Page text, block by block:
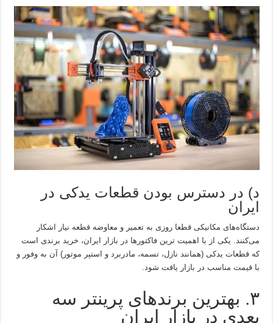
د) در دسترس بودن قطعات یدکی در
ایران
دستگاه‌های مکانیکی قطعا روزی به تعمیر و معاوضه قطعه نیاز اشکار
می‌کنند. یکی از با اهمیت ترین فاکتورها در بازار ایران، خرید برندی است
که قطعات یدکی (همانند نازل، تسمه، مادربرد و استپر موتور) آن به وفور و
با قیمت مناسب در بازار یافت شود.
۳. بهترین برندهای پرینتر سه
بعدی در بازار ایران